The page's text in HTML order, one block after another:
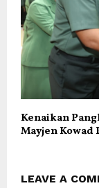
Kenaikan
Mayjen Kowad
LEAVE A